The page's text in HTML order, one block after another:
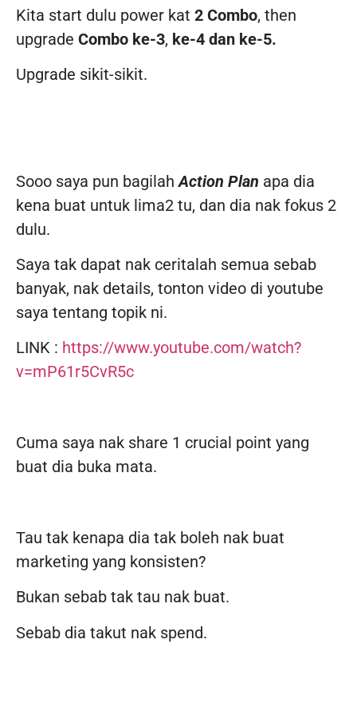
Kita start dulu power kat 2 Combo, then
upgrade Combo ke-3, ke-4 dan ke-5.
Upgrade sikit-sikit.
Sooo saya pun bagilahAction Plan apa dia
kena buat untuk lima2 tu, dan dia nak fokus 2
dulu.
Saya tak dapat nak ceritalah semua sebab
banyak, nak details, tonton video di youtube
saya tentang topik ni.
LINK : https://www.youtube.com/watch?
v=mP61r5CvR5c
Cuma saya nak share 1 crucial point yang
buat dia buka mata.
Tau tak kenapa dia tak boleh nak buat
marketing yang konsisten?
Bukan sebab tak tau nak buat.
Sebab dia takut nak spend.